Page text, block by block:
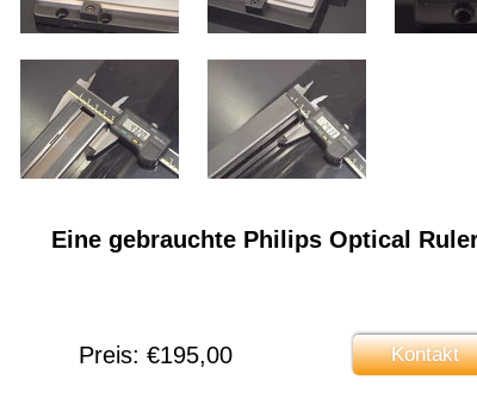
Eine gebrauchte Philips Optical
Preis: €195,00 Kontakt